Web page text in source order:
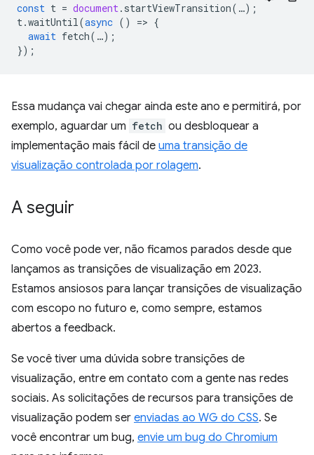
const t = document. startViewTransition( …);
t.waitUntil(async () => {
await fetch( …);
});
Essa mudança vai chegar ainda este ano e permitirá, por
exemplo, aguardar um fetch ou desbloquear a
implementação mais fácil de uma transição de
visualização controlada por rolagem.
A seguir
Como você pode ver, não ficamos parados desde que
lançamos as transições de visualização em 2023.
Estamos ansiosos para lançar transições de visualização
com escopo no futuro e, como sempre, estamos
abertos a feedback.
Se você tiver uma dúvida sobre transições de
visualização, entre em contato com a gente nas redes
sociais. As solicitações de recursos para transições de
visualização podem ser enviadas ao WG do CSS. Se
você encontrar um bug, envie um bug do Chromium